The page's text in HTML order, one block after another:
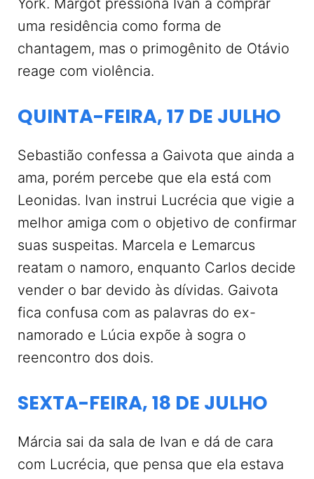
York. Margot pressiona Ivan a comprar
uma residência como forma de
chantagem, mas o primogênito de Otávio
reage com violência.
QUINTA-FEIRA, 17 DE JULHO
Sebastião confessa a Gaivota que ainda a
ama, porém percebe que ela está com
Leonidas. Ivan instrui Lucrécia que vigie a
melhor amiga com o objetivo de confirmar
suas suspeitas. Marcela e Lemarcus
reatam o namoro, enquanto Carlos decide
vender o bar devido às dívidas. Gaivota
fica confusa com as palavras do ex-
namorado e Lúcia expõe à sogra o
reencontro dos dois.
SEXTA-FEIRA, 18 DE JULHO
Márcia sai da sala de Ivan e dá de cara
com Lucrécia, que pensa que ela estava